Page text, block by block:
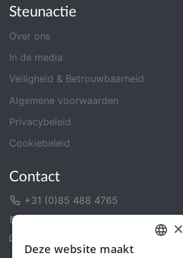
Steunactie
Over ons
In de media
Veiligheid & Betrouwbaarheid
Algemene voorwaarden
Privacybeleid
Cookiebeleid
Contact
+31 (0)85 488 4765
×
Deze website maakt